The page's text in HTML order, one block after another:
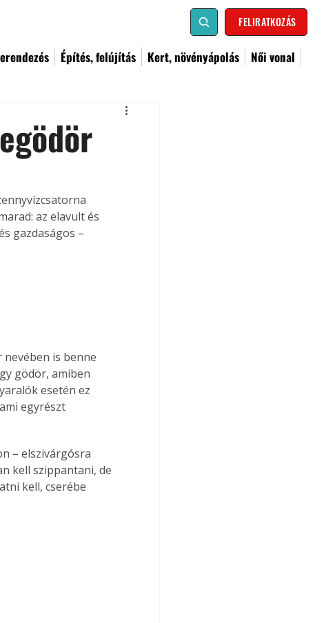
FELIRATKOZÁS
Építés, felújítás Kert, növényápolás
Női vonal
az elavult és
gazdaságos –
is benne
gödör, amiben
esetén ez
egyrészt
– elszivárgósra
kell szippantani, de
kell, cserébe